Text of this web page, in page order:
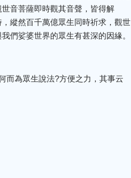
音菩薩即時觀其音聲，皆得解
縱然百千萬億眾生同時祈求，觀世
們娑婆世界的眾生有甚深的因緣。
而為眾生說法?方便之力，其事云